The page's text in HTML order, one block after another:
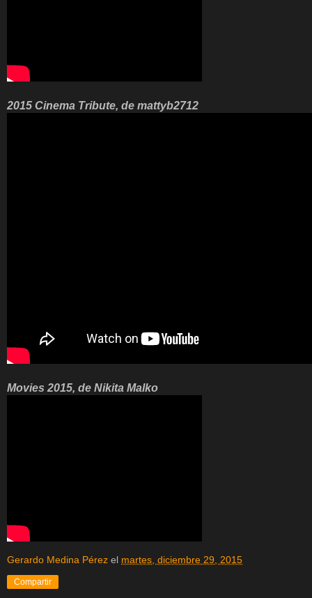
2015 Cinema Tribute, de mattyb2712
Movies 2015, de Nikita Malko
Gerardo Medina Pérez el martes, diciembre 29, 2015
Compartir